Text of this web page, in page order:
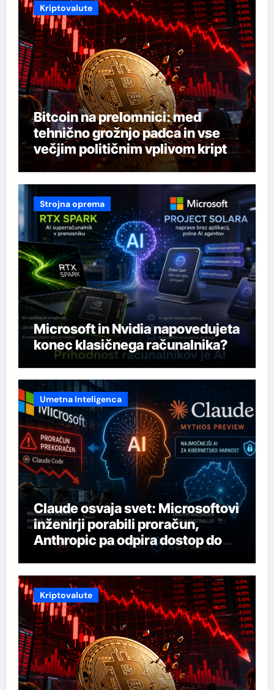
Kriptovalute
Bitcoin na prelomnici: med
tehnično grožnjo padca in vse
večjim političnim vplivom kripto
industrije
Strojna oprema
Microsoft in Nvidia napovedujeta
konec klasičnega računalnika?
Umetna Inteligenca
Claude osvaja svet: Microsoftovi
inženirji porabili proračun,
Anthropic pa odpira dostop do
svojega najmočnejšega AI-ja
Kriptovalute